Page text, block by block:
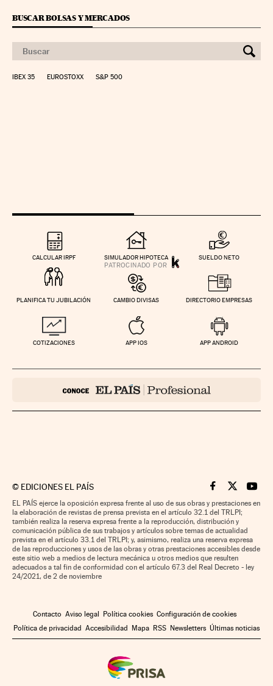
BUSCAR BOLSAS Y MERCADOS
IBEX 35 EUROSTOXX S&P 500
CALCULAR IRPF SIMULADOR HIPOTECA SUELDO NETO
PLANIFICA TU JUBILACIÓN CAMBIO DIVISAS DIRECTORIO EMPRESAS
COTIZACIONES APP IOS APP ANDROID
© EDICIONES EL PAÍS Cinco Días en
Cinco Días
Cinco
EL PAÍS ejerce la oposición expresa frente al uso de sus obras y prestaciones en
la elaboración de revistas de prensa prevista en el artículo 32.1 del TRLPI;
también realiza la reserva expresa frente a la reproducción, distribución y
comunicación pública de sus trabajos y artículos sobre temas de actualidad
prevista en el artículo 33.1 del TRLPI; y, asimismo, realiza una reserva expresa
de las reproducciones y usos de las obras y otras prestaciones accesibles desde
este sitio web a medios de lectura mecánica u otros medios que resulten
adecuados a tal fin de conformidad con el artículo 67.3 del Real Decreto - ley
24/2021, de 2 de noviembre
Contacto Aviso legal Política cookies Configuración de cookies
Política de privacidad Accesibilidad Mapa RSS Newsletters Últimas noticias